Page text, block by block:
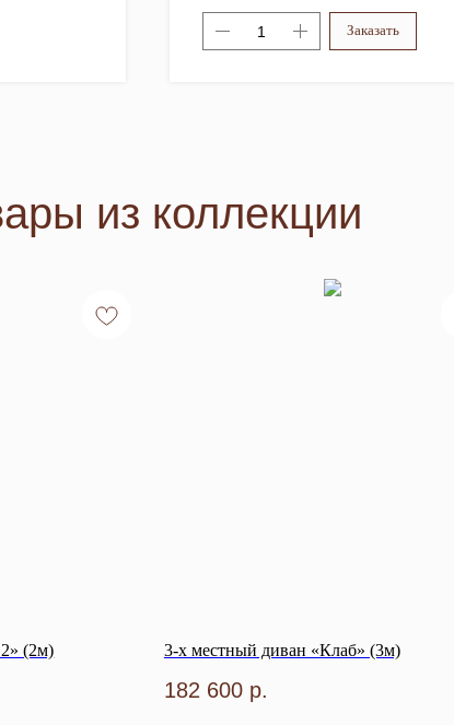
Заказать
из коллекции
(2м) 3-х местный диван «Клаб» (3м)
182 600 р.